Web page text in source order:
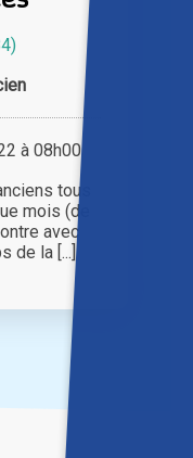
à 08h00
tous
mois (de
avec
de la [...]